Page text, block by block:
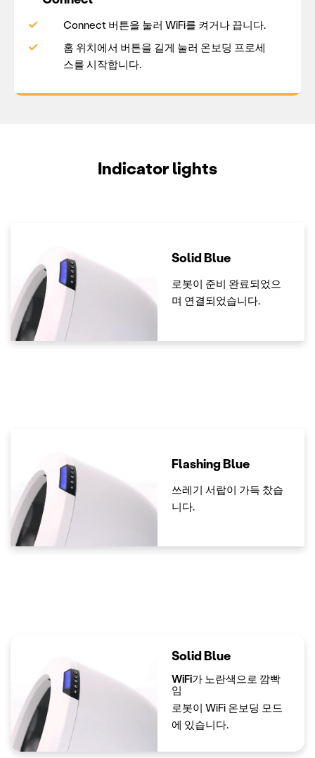
Connect 버튼을 눌러 WiFi를 켜거나 끕니다.
홈 위치에서 버튼을 길게 눌러 온보딩 프로세
스를 시작합니다.
Indicator lights
Solid Blue
로봇이 준비 완료되었으
며 연결되었습니다.
Flashing Blue
쓰레기 서랍이 가득 찼습
니다.
Solid Blue
WiFi가 노란색으로 깜빡
임
로봇이 WiFi 온보딩 모드
에 있습니다.